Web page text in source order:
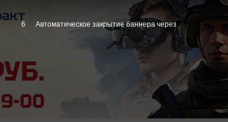
5 Автоматическое закрытие баннера через